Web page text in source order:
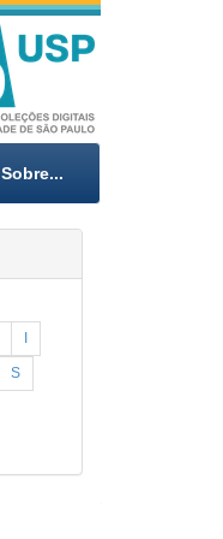
Sobre...
I
S